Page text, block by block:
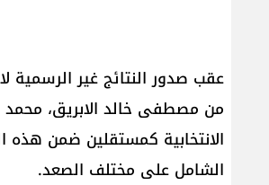
عقب صدور النتائج غير الرسمية
من مصطفى خالد الابريق،
الانتخابية كمستقلين ضمن هذه
الشامل على مختلف الصعد.